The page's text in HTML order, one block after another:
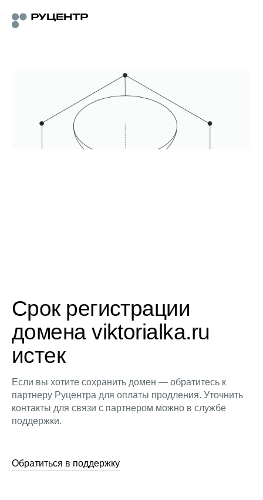
Срок регистрации
домена viktorialka.ru
истек
Если вы хотите сохранить домен — обратитесь к
партнеру Руцентра для оплаты продления. Уточнить
контакты для связи с партнером можно в службе
поддержки.
Обратиться в поддержку